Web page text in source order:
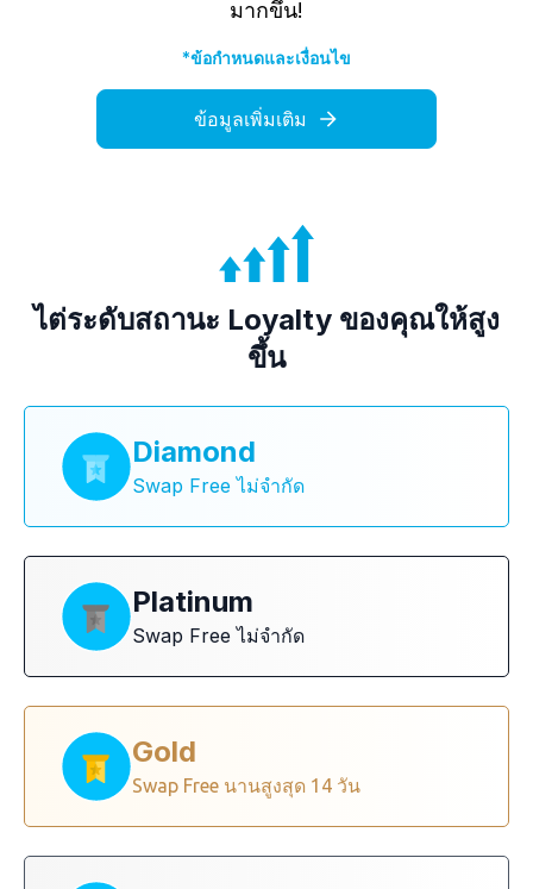
มากขึ้น!
*ข้อกำหนดและเงื่อนไข
ข้อมูลเพิ่มเติม
ไต่ระดับสถานะ Loyalty ของคุณให้สูง
ขึ้น
Diamond
Swap Free ไม่จำกัด
Platinum
Swap Free ไม่จำกัด
Gold
Swap Free นานสูงสุด 14 วัน